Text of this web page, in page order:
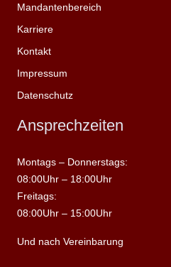
Mandantenbereich
Karriere
Kontakt
Impressum
Datenschutz
Ansprechzeiten
Montags – Donnerstags:
08:00Uhr – 18:00Uhr
Freitags:
08:00Uhr – 15:00Uhr
Und nach Vereinbarung